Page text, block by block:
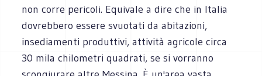
non corre pericoli. Equivale a dire che in Italia
dovrebbero essere svuotati da abitazioni,
insediamenti produttivi, attività agricole circa
30 mila chilometri quadrati, se si vorranno